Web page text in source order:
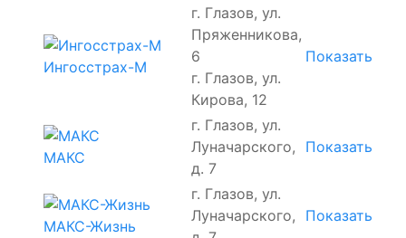
Ингосстрах-М
г. Глазов, ул.
Пряженникова,
6
г. Глазов, ул.
Кирова, 12
Показать
МАКС
г. Глазов, ул.
Луначарского,
д. 7
Показать
МАКС-Жизнь
г. Глазов, ул.
Луначарского,
Показать